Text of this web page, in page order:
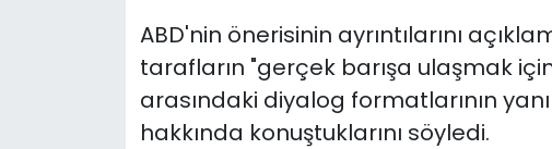
ABD'nin önerisinin ayrıntılarını
tarafların "gerçek barışa ulaşmak
arasındaki diyalog formatlarının
hakkında konuştuklarını söyledi.